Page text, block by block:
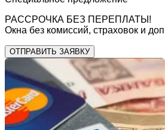
РАССРОЧКА БЕЗ ПЕРЕПЛАТЫ!
Окна без комиссий, страховок и
ОТПРАВИТЬ ЗАЯВКУ